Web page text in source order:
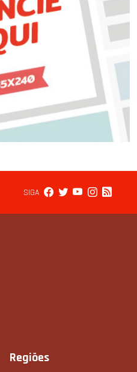
SIGA
Regiões